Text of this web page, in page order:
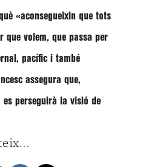
«aconsegueixin que tots
que volem, que passa per
pacífic i també
assegura que,
es perseguirà la visió de